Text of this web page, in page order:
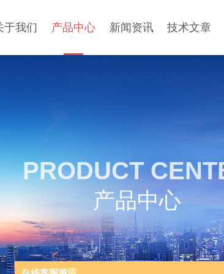
于我们 产品中心 新闻资讯 技术文章
PRODUCT
产品中心